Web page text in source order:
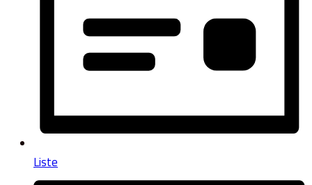
Liste